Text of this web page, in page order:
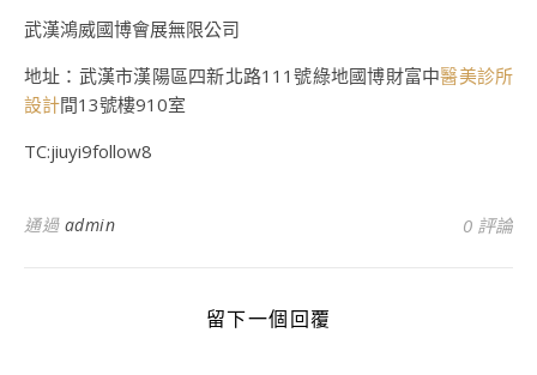
武漢鴻威國博會展無限公司
地址：武漢市漢陽區四新北路111號綠地國博財富中醫美診所
設計間13號樓910室
TC:jiuyi9follow8
通過 admin 0 評論
留下一個回覆